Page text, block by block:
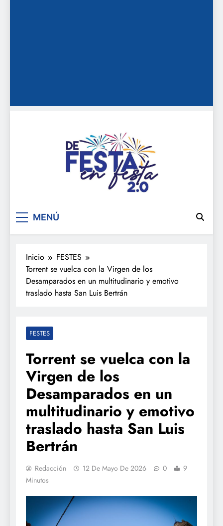
De festa en festa 2.0
MENÚ
Inicio
FESTES
Torrent se vuelca con la Virgen de los
Desamparados en un multitudinario y emotivo
traslado hasta San Luis Bertrán
FESTES
Torrent se vuelca con la
Virgen de los
Desamparados en un
multitudinario y emotivo
traslado hasta San Luis
Bertrán
Redacción 12 De Mayo De 2026 0
9
Minutos